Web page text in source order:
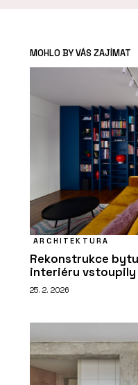
MOHLO BY VÁS ZAJÍMAT
ARCHITEKTURA
Rekonstrukce
interiéru
25. 2. 2026